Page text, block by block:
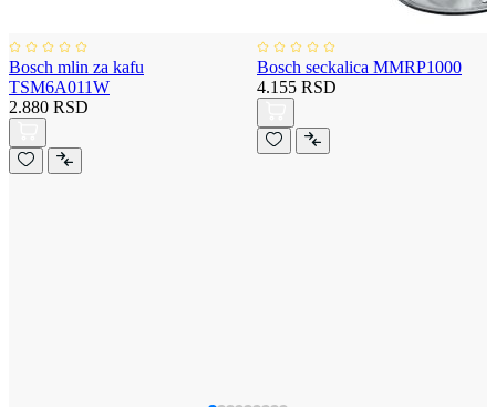
Bosch mlin za kafu
TSM6A011W
2.880 RSD
Bosch seckalica MMRP1000
4.155 RSD